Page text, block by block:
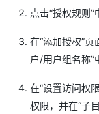
点击“授权规则”
在“添加授权”页
户/用户组名称”
在“设置访问权
权限，并在“子